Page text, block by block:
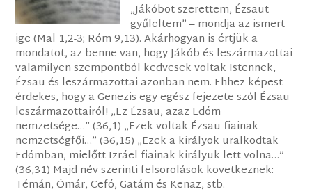
„Jákóbot szerettem, Ézsaut
gyűlöltem” – mondja az ismert
ige (Mal 1,2-3; Róm 9,13). Akárhogyan is értjük a
mondatot, az benne van, hogy Jákób és leszármazottai
valamilyen szempontból kedvesek voltak Istennek,
Ézsau és leszármazottai azonban nem. Ehhez képest
érdekes, hogy a Genezis egy egész fejezete szól Ézsau
leszármazottairól! „Ez Ézsau, azaz Edóm
nemzetsége…” (36,1) „Ezek voltak Ézsau fiainak
nemzetségfői…” (36,15) „Ezek a királyok uralkodtak
Edómban, mielőtt Izráel fiainak királyuk lett volna…”
(36,31) Majd név szerinti felsorolások következnek:
Témán, Ómár, Cefó, Gatám és Kenaz, stb.